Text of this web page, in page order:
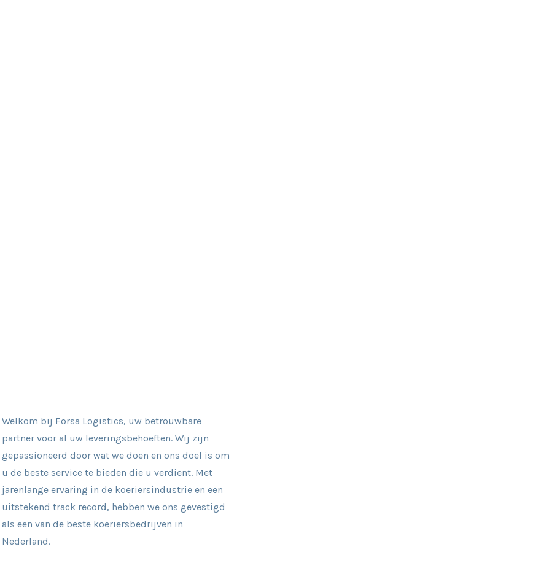
Welkom bij Forsa Logistics, uw betrouwbare
partner voor al uw leveringsbehoeften. Wij zijn
gepassioneerd door wat we doen en ons doel is om
u de beste service te bieden die u verdient. Met
jarenlange ervaring in de koeriersindustrie en een
uitstekend track record, hebben we ons gevestigd
als een van de beste koeriersbedrijven in
Nederland.